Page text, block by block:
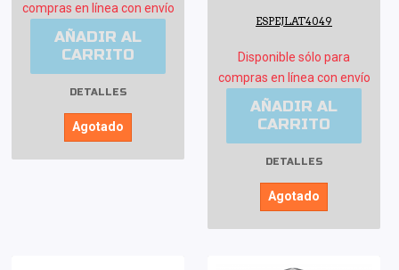
compras en línea con envío
AÑADIR AL
CARRITO
DETALLES
Agotado
ESPEJLAT4049
Disponible sólo para
compras en línea con envío
AÑADIR AL
CARRITO
DETALLES
Agotado